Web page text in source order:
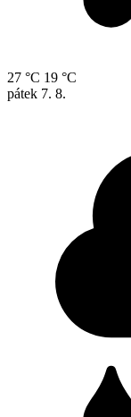
27 °C 19 °C
pátek 7. 8.